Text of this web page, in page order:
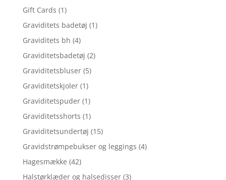
Gift Cards (1)
Graviditets badetøj (1)
Graviditets bh (4)
Graviditetsbadetøj (2)
Graviditetsbluser (5)
Graviditetskjoler (1)
Graviditetspuder (1)
Graviditetsshorts (1)
Graviditetsundertøj (15)
Gravidstrømpebukser og leggings (4)
Hagesmække (42)
Halstørklæder og halsedisser (3)